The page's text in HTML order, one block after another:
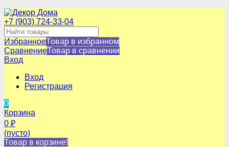
+7 (903) 724-33-04
ИзбранноеТовар в избранном
СравнениеТовар в сравнении
Вход
Вход
Регистрация
0
Корзина
0 ₽
(пусто)
Товар в корзине!